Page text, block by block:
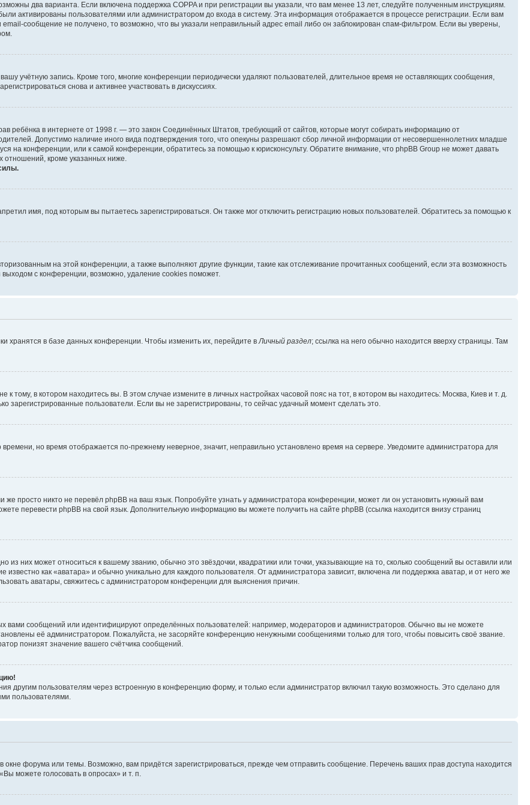
два варианта. Если включена поддержка COPPA и при регистрации вы указали, что вам менее 13 лет, следуйте полученным инструкциям.
активированы пользователями или администратором до входа в систему. Эта информация отображается в процессе регистрации. Если вам
сообщение не получено, то возможно, что вы указали неправильный адрес email либо он заблокирован спам-фильтром. Если вы уверены,
учётную запись. Кроме того, многие конференции периодически удаляют пользователей, длительное время не оставляющих сообщения,
снова и активнее участвовать в дискуссиях.
ребёнка в интернете от 1998 г. — это закон Соединённых Штатов, требующий от сайтов, которые могут собирать информацию от
Допустимо наличие иного вида подтверждения того, что опекуны разрешают сбор личной информации от несовершеннолетних младше
на конференции, или к самой конференции, обратитесь за помощью к юрисконсульту. Обратите внимание, что phpBB Group не может давать
отношений, кроме указанных ниже.
имя, под которым вы пытаетесь зарегистрироваться. Он также мог отключить регистрацию новых пользователей. Обратитесь за помощью к
на этой конференции, а также выполняют другие функции, такие как отслеживание прочитанных сообщений, если эта возможность
с конференции, возможно, удаление cookies поможет.
хранятся в базе данных конференции. Чтобы изменить их, перейдите вЛичный раздел; ссылка на него обычно находится вверху страницы. Там
тому, в котором находитесь вы. В этом случае измените в личных настройках часовой пояс на тот, в котором вы находитесь: Москва, Киев и т. д.
зарегистрированные пользователи. Если вы не зарегистрированы, то сейчас удачный момент сделать это.
времени, но время отображается по-прежнему неверное, значит, неправильно установлено время на сервере. Уведомите администратора для
просто никто не перевёл phpBB на ваш язык. Попробуйте узнать у администратора конференции, может ли он установить нужный вам
перевести phpBB на свой язык. Дополнительную информацию вы можете получить на сайте phpBB (ссылка находится внизу страниц
из них может относиться к вашему званию, обычно это звёздочки, квадратики или точки, указывающие на то, сколько сообщений вы оставили или
как «аватара» и обычно уникально для каждого пользователя. От администратора зависит, включена ли поддержка аватар, и от него же
аватары, свяжитесь с администратором конференции для выяснения причин.
вами сообщений или идентифицируют определённых пользователей: например, модераторов и администраторов. Обычно вы не можете
её администратором. Пожалуйста, не засоряйте конференцию ненужными сообщениями только для того, чтобы повысить своё звание.
понизят значение вашего счётчика сообщений.
другим пользователям через встроенную в конференцию форму, и только если администратор включил такую возможность. Это сделано для
пользователями.
форума или темы. Возможно, вам придётся зарегистрироваться, прежде чем отправить сообщение. Перечень ваших прав доступа находится
можете голосовать в опросах» и т. п.